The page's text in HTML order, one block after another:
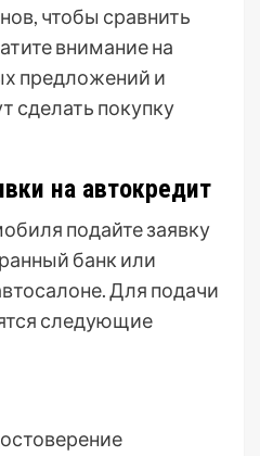
чтобы сравнить
внимание на
предложений и
сделать покупку
на автокредит
подайте заявку
банк или
Для подачи
следующие